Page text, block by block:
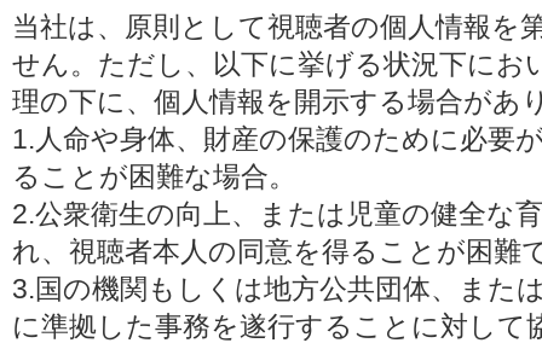
当社は、原則として視聴者の個人情報を
せん。ただし、以下に挙げる状況下にお
理の下に、個人情報を開示する場合があ
1.人命や身体、財産の保護のために必要
ることが困難な場合。
2.公衆衛生の向上、または児童の健全な
れ、視聴者本人の同意を得ることが困難
3.国の機関もしくは地方公共団体、また
に準拠した事務を遂行することに対して